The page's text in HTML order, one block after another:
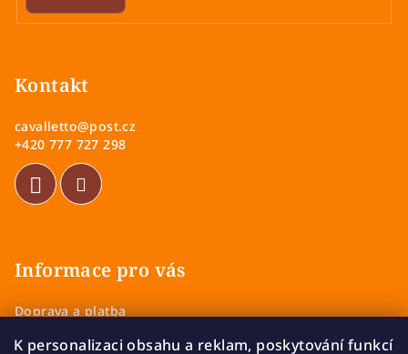
K personalizaci obsahu a reklam, poskytování funkcí
Kontakt
cavalletto@post.cz
+420 777 727 298
Informace pro vás
Doprava a platba